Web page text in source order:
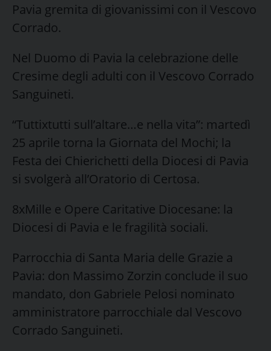
Pavia gremita di giovanissimi con il Vescovo
Corrado.
Nel Duomo di Pavia la celebrazione delle
Cresime degli adulti con il Vescovo Corrado
Sanguineti.
“Tuttixtutti sull’altare…e nella vita”: martedì
25 aprile torna la Giornata del Mochi; la
Festa dei Chierichetti della Diocesi di Pavia
si svolgerà all’Oratorio di Certosa.
8xMille e Opere Caritative Diocesane: la
Diocesi di Pavia e le fragilità sociali.
Parrocchia di Santa Maria delle Grazie a
Pavia: don Massimo Zorzin conclude il suo
mandato, don Gabriele Pelosi nominato
amministratore parrocchiale dal Vescovo
Corrado Sanguineti.